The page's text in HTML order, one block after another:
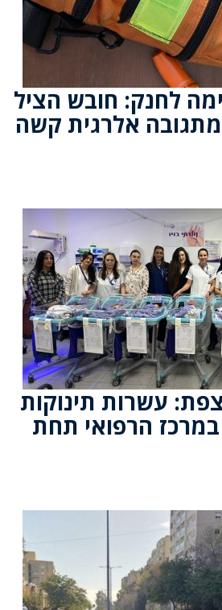
לחנק: חובש הציל
נערה בת 17 מתגובה אלרגית קשה
עשרות תינוקות
במרכז הרפואי תחת